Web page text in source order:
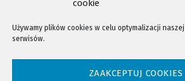
cookie
Używamy plików cookies w celu optymalizacji
serwisów.
ZAAKCEPTUJ COOKIES
NTV - Nasza Telewizja Sądecka © 2023